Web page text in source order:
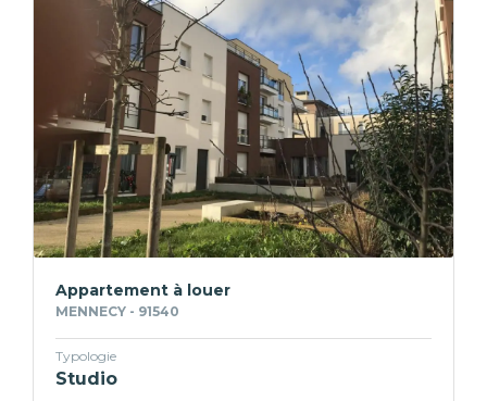
Appartement à louer
MENNECY - 91540
Typologie
Studio